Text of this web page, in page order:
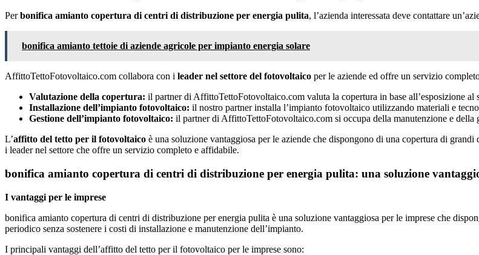
Perbonifica amianto copertura di centri di distribuzione per energia pulita, l’azienda interessata deve contattare
bonifica amianto tettoie di aziende agricole per impianto energia solare
AffittoTettoFotovoltaico.com collabora con i leader nel settore del fotovoltaico per le aziende ed offre un servizio
Valutazione della copertura: il partner di AffittoTettoFotovoltaico.com valuta la copertura in base all’esposizione
Installazione dell’impianto fotovoltaico: il nostro partner installa l’impianto fotovoltaico utilizzando materiali e
Gestione dell’impianto fotovoltaico: il partner di AffittoTettoFotovoltaico.com si occupa della manutenzione e
L’affitto del tetto per il fotovoltaico è una soluzione vantaggiosa per le aziende che dispongono di una copertura di
i leader nel settore che offre un servizio completo e affidabile.
bonifica amianto copertura di centri di distribuzione per energia pulita: una soluzione
I vantaggi per le imprese
bonifica amianto copertura di centri di distribuzione per energia pulita è una soluzione vantaggiosa per le imprese che
periodico senza sostenere i costi di installazione e manutenzione dell’impianto.
I principali vantaggi dell’affitto del tetto per il fotovoltaico per le imprese sono: